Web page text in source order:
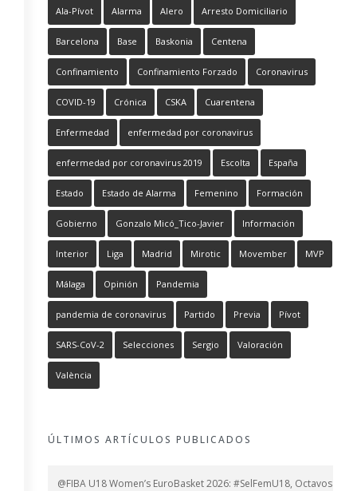
Ala-Pívot Alarma Alero Arresto Domiciliario
Barcelona Base Baskonia Centena
Confinamiento Confinamiento Forzado Coronavirus
COVID-19 Crónica CSKA Cuarentena
Enfermedad enfermedad por coronavirus
enfermedad por coronavirus 2019 Escolta España
Estado Estado de Alarma Femenino Formación
Gobierno Gonzalo Micó_Tico-Javier Información
Interior Liga Madrid Mirotic Movember MVP
Málaga Opinión Pandemia
pandemia de coronavirus Partido Previa Pívot
SARS-CoV-2 Selecciones Sergio Valoración
València
ÚLTIMOS ARTÍCULOS PUBLICADOS
@FIBA U18 Women’s EuroBasket 2026: #SelFemU18, Octavos